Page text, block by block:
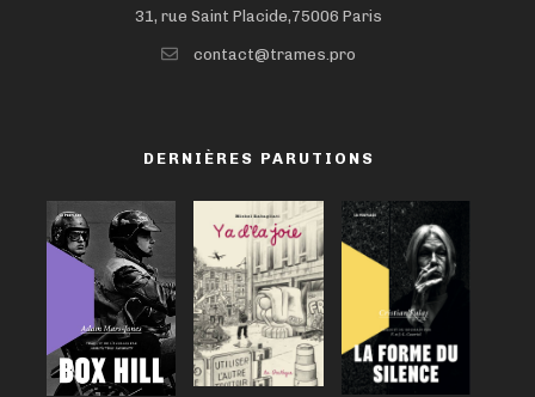
31, rue Saint Placide,75006 Paris
contact@trames.pro
DERNIÈRES PARUTIONS